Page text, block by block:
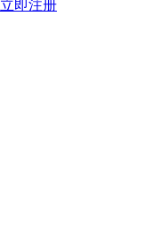
立即注册